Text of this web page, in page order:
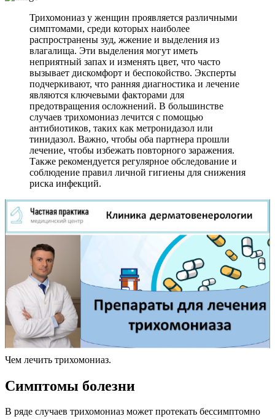
Трихомониаз у женщин проявляется различными
симптомами, среди которых наиболее
распространены зуд, жжение и выделения из
влагалища. Эти выделения могут иметь
неприятный запах и изменять цвет, что часто
вызывает дискомфорт и беспокойство. Эксперты
подчеркивают, что ранняя диагностика и лечение
являются ключевыми факторами для
предотвращения осложнений. В большинстве
случаев трихомониаз лечится с помощью
антибиотиков, таких как метронидазол или
тинидазол. Важно, чтобы оба партнера прошли
лечение, чтобы избежать повторного заражения.
Также рекомендуется регулярное обследование и
соблюдение правил личной гигиены для снижения
риска инфекций.
Чем лечить трихомониаз.
Симптомы болезни
В ряде случаев трихомониаз может протекать бессимптомно